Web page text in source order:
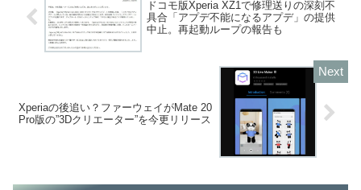
ドコモ版Xperia XZ1で修理送りの深刻不
具合「アプデ不能になるアプデ」の提供
中止。再起動ループの報告も
Xperiaの後追い？ファーウェイがMate 20
Pro版の”3Dクリエーター”を今更リリース